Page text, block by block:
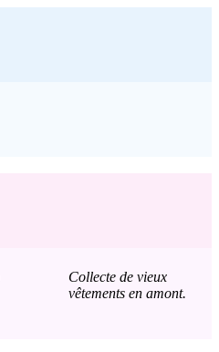
Collecte de vieux
vêtements en amont.